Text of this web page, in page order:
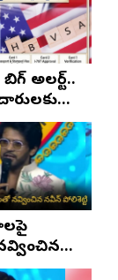
అలర్ట్..
తప్పనిసరి..!